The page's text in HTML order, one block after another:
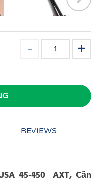
REVIEWS
45-450 AXT, Cần